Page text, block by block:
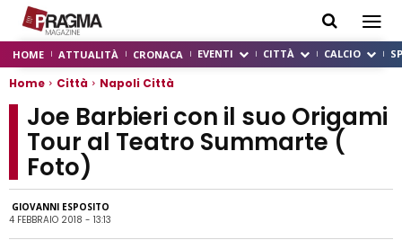
HOME ATTUALITÀ CRONACA EVENTI CITTÀ CALCIO
Home Città Napoli Città
Joe Barbieri con il suo Origami
Tour al Teatro Summarte (
Foto)
GIOVANNI ESPOSITO
4 FEBBRAIO 2018 - 13:13